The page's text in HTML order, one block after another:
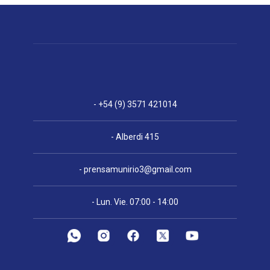
- +54 (9) 3571 421014
- Alberdi 415
- prensamunirio3@gmail.com
- Lun. Vie. 07:00 - 14:00